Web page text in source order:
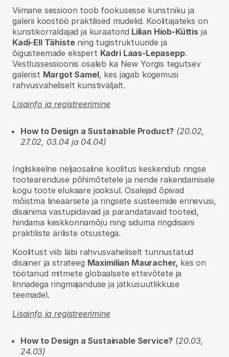
Viimane sessioon toob fookusesse kunstniku ja
galerii koostöö praktilised mudelid. Koolitajateks on
kunstikorraldajad ja kuraatorid Lilian Hiob-Küttis ja
Kadi-Ell Tähistening tugistruktuuride ja
õigusteemade ekspert Kadri Laas-Lepasepp.
Vestlussessioonis osaleb ka New Yorgis tegutsev
galerist Margot Samel, kes jagab kogemusi
rahvusvaheliselt kunstiväljalt.
Lisainfo ja registreerimine
How to Design a Sustainable Product? (20.02,
27.02, 03.04 ja 04.04)
Ingliskeelne neljaosaline koolitus keskendub ringse
tootearenduse põhimõtetele ja nende rakendamisele
kogu toote elukaare jooksul. Osalejad õpivad
mõistma lineaarsete ja ringsete süsteemide erinevusi,
disainima vastupidavaid ja parandatavaid tooteid,
hindama keskkonnamõju ning siduma ringdisaini
praktiliste äriliste otsustega.
Koolitust viib läbi rahvusvaheliselt tunnustatud
disainer ja strateeg Maximilian Mauracher, kes on
töötanud mitmete globaalsete ettevõtete ja
linnadega ringmajanduse ja jätkusuutlikkuse
teemadel.
Lisainfo ja registreerimine
How to Design a Sustainable Service? (20.03,
24.03)